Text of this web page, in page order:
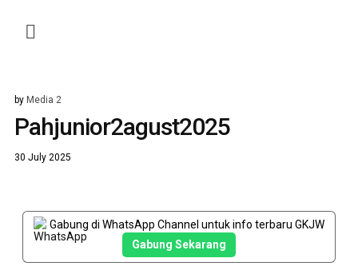
by Media 2
Pahjunior2agust2025
30 July 2025
Gabung di WhatsApp Channel untuk info terbaru GKJW
Gabung Sekarang